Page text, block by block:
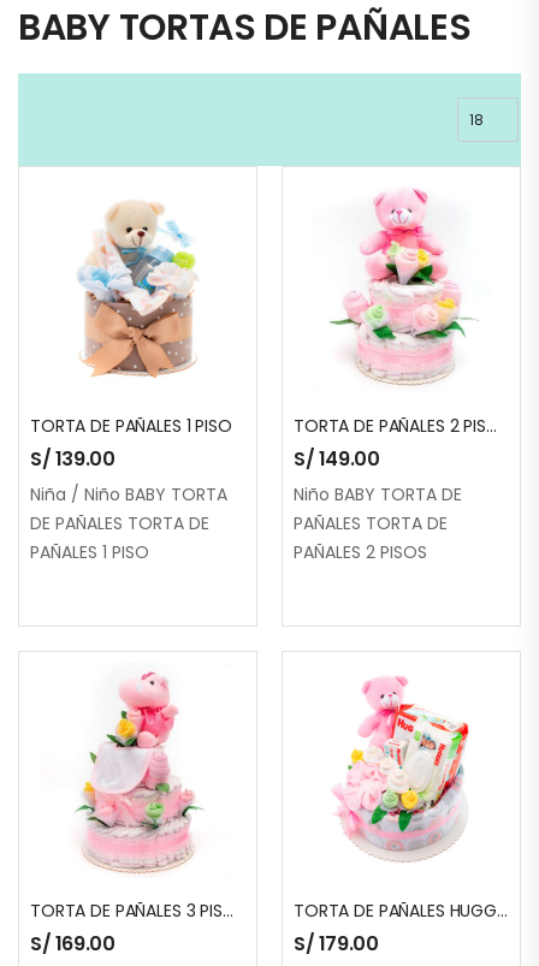
BABY TORTAS DE PAÑALES
TORTA DE PAÑALES 1 PISO
S/139.00
Niña / Niño BABY TORTA
DE PAÑALES TORTA DE
PAÑALES 1 PISO
TORTA DE PAÑALES 2 PISOS
S/149.00
Niño BABY TORTA DE
PAÑALES TORTA DE
PAÑALES 2 PISOS
TORTA DE PAÑALES 3 PISOS
S/169.00
TORTA DE PAÑALES HUGGIES GRANDE 1 PISO
S/179.00